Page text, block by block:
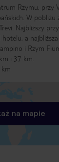
Rzymu, przy
W pobliżu
Najbliższy
a
i Rzym
i 37 km.
na mapie